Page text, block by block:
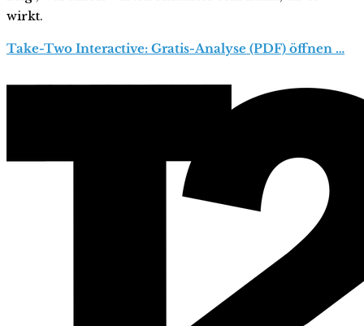
wirkt.
Take-Two Interactive: Gratis-Analyse (PDF) öffnen …